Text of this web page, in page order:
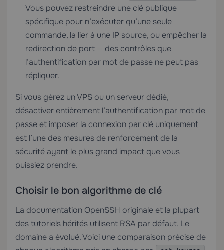
Vous pouvez restreindre une clé publique
spécifique pour n’exécuter qu’une seule
commande, la lier à une IP source, ou empêcher la
redirection de port — des contrôles que
l’authentification par mot de passe ne peut pas
répliquer.
Si vous gérez unVPS ou un serveur dédié,
désactiver entièrement l’authentification par mot de
passe et imposer la connexion par clé uniquement
est l’une des mesures de renforcement de la
sécurité ayant le plus grand impact que vous
puissiez prendre.
Choisir le bon algorithme de clé
La documentation OpenSSH originale et la plupart
des tutoriels hérités utilisent RSA par défaut. Le
domaine a évolué. Voici une comparaison précise de